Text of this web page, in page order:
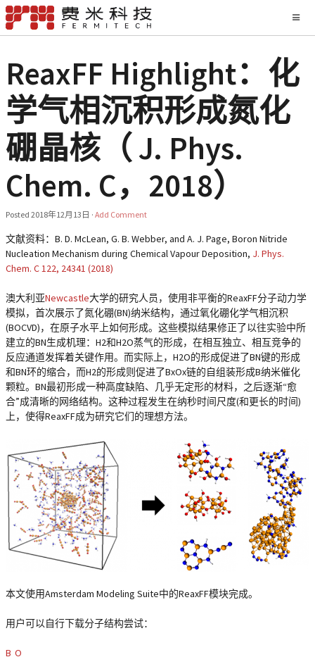
ReaxFF Highlight：化
学气相沉积形成氮化
硼晶核（ J. Phys.
Chem. C，2018）
Posted 2018年12月13日 · Add Comment
文献资料：B. D. McLean, G. B. Webber, and A. J. Page, Boron Nitride
Nucleation Mechanism during Chemical Vapour Deposition, J. Phys.
Chem. C 122, 24341 (2018)
澳大利亚Newcastle大学的研究人员，使用非平衡的ReaxFF分子动力学
模拟，首次展示了氮化硼(BN)纳米结构，通过氧化硼化学气相沉积
(BOCVD)，在原子水平上如何形成。这些模拟结果修正了以往实验中所
建立的BN生成机理：H2和H2O蒸气的形成，在相互独立、相互竞争的
反应通道发挥着关键作用。而实际上，H2O的形成促进了BN键的形成
和BN环的缩合，而H2的形成则促进了BxOx链的自组装形成B纳米催化
颗粒。BN最初形成一种高度缺陷、几乎无定形的材料，之后逐渐“愈
合”成清晰的网络结构。这种过程发生在纳秒时间尺度(和更长的时间)
上，使得ReaxFF成为研究它们的理想方法。
本文使用Amsterdam Modeling Suite中的ReaxFF模块完成。
用户可以自行下载分子结构尝试：
B O